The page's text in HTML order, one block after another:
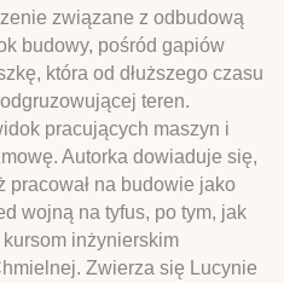
związane z odbudową
budowy, pośród gapiów
która od dłuższego czasu
teren.
pracujących maszyn i
Autorka dowiaduje się,
pracował na budowie jako
wojną na tyfus, po tym, jak
kursom inżynierskim
Zwierza się Lucynie